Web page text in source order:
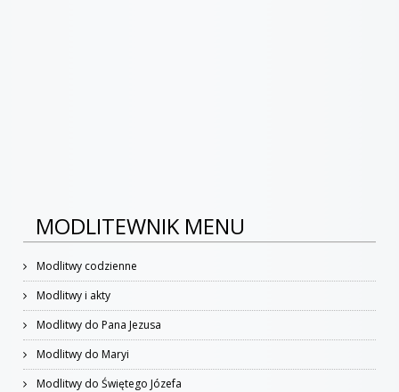
MODLITEWNIK MENU
Modlitwy codzienne
Modlitwy i akty
Modlitwy do Pana Jezusa
Modlitwy do Maryi
Modlitwy do Świętego Józefa